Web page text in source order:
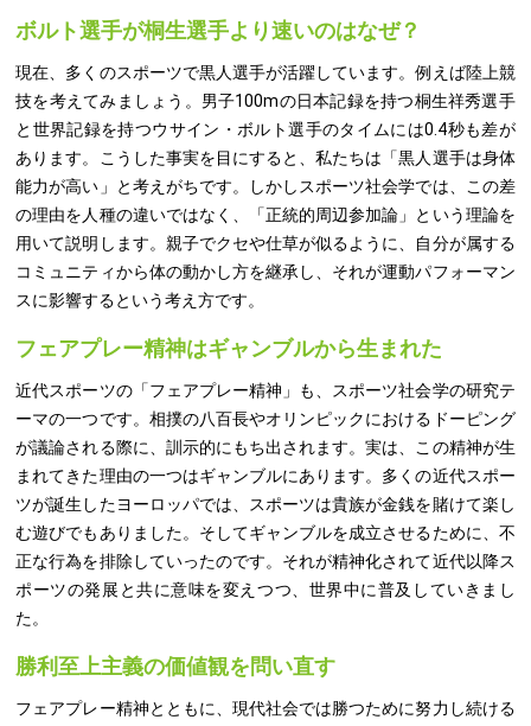
ボルト選手が桐生選手より速いのはなぜ？
現在、多くのスポーツで黒人選手が活躍しています。例えば陸上競
技を考えてみましょう。男子100mの日本記録を持つ桐生祥秀選手
と世界記録を持つウサイン・ボルト選手のタイムには0.4秒も差が
あります。こうした事実を目にすると、私たちは「黒人選手は身体
能力が高い」と考えがちです。しかしスポーツ社会学では、この差
の理由を人種の違いではなく、「正統的周辺参加論」という理論を
用いて説明します。親子でクセや仕草が似るように、自分が属する
コミュニティから体の動かし方を継承し、それが運動パフォーマン
スに影響するという考え方です。
フェアプレー精神はギャンブルから生まれた
近代スポーツの「フェアプレー精神」も、スポーツ社会学の研究テ
ーマの一つです。相撲の八百長やオリンピックにおけるドーピング
が議論される際に、訓示的にもち出されます。実は、この精神が生
まれてきた理由の一つはギャンブルにあります。多くの近代スポー
ツが誕生したヨーロッパでは、スポーツは貴族が金銭を賭けて楽し
む遊びでもありました。そしてギャンブルを成立させるために、不
正な行為を排除していったのです。それが精神化されて近代以降ス
ポーツの発展と共に意味を変えつつ、世界中に普及していきまし
た。
勝利至上主義の価値観を問い直す
フェアプレー精神とともに、現代社会では勝つために努力し続ける